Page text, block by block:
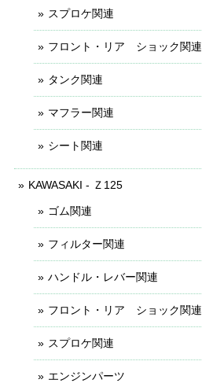
スプロケ関連
フロント・リア ショック関連
タンク関連
マフラー関連
シート関連
KAWASAKI - Ｚ125
ゴム関連
フィルター関連
ハンドル・レバー関連
フロント・リア ショック関連
スプロケ関連
エンジンパーツ